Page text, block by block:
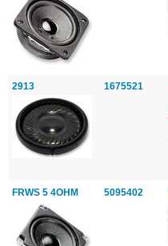
2913 1675521
FRWS 5 4OHM 5095402